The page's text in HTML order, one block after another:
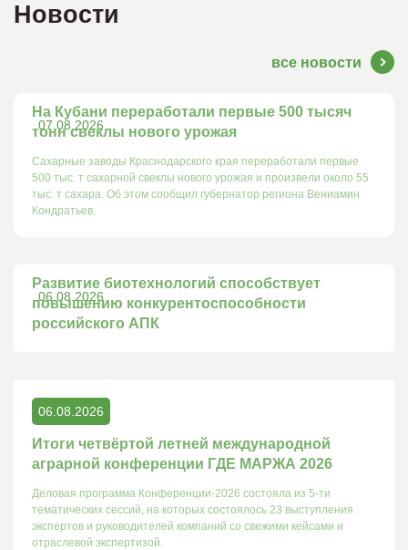
Новости
все новости
07.08.2026
На Кубани переработали первые 500 тысяч
тонн свеклы нового урожая
Сахарные заводы Краснодарского края переработали первые
500 тыс. т сахарной свеклы нового урожая и произвели около 55
тыс. т сахара. Об этом сообщил губернатор региона Вениамин
Кондратьев.
06.08.2026
Развитие биотехнологий способствует
повышению конкурентоспособности
российского АПК
06.08.2026
Итоги четвёртой летней международной
аграрной конференции ГДЕ МАРЖА 2026
Деловая программа Конференции-2026 состояла из 5-ти
тематических сессий, на которых состоялось 23 выступления
экспертов и руководителей компаний со свежими кейсами и
отраслевой экспертизой.